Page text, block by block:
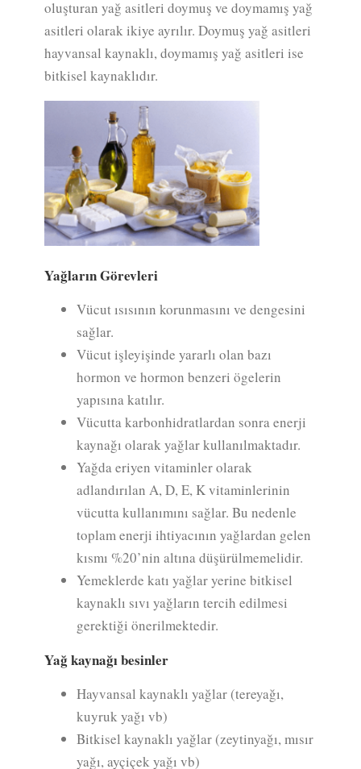
oluşturan yağ asitleri doymuş ve doymamış yağ
asitleri olarak ikiye ayrılır. Doymuş yağ asitleri
hayvansal kaynaklı, doymamış yağ asitleri ise
bitkisel kaynaklıdır.
Yağların Görevleri
Vücut ısısının korunmasını ve dengesini
sağlar.
Vücut işleyişinde yararlı olan bazı
hormon ve hormon benzeri ögelerin
yapısına katılır.
Vücutta karbonhidratlardan sonra enerji
kaynağı olarak yağlar kullanılmaktadır.
Yağda eriyen vitaminler olarak
adlandırılan A, D, E, K vitaminlerinin
vücutta kullanımını sağlar. Bu nedenle
toplam enerji ihtiyacının yağlardan gelen
kısmı %20’nin altına düşürülmemelidir.
Yemeklerde katı yağlar yerine bitkisel
kaynaklı sıvı yağların tercih edilmesi
gerektiği önerilmektedir.
Yağ kaynağı besinler
Hayvansal kaynaklı yağlar (tereyağı,
kuyruk yağı vb)
Bitkisel kaynaklı yağlar (zeytinyağı, mısır
yağı, ayçiçek yağı vb)